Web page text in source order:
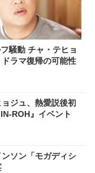
騒動 チャ・テヒョ
ラマ復帰の可能性
ジュ、熱愛説後初
ROH』イベント
ソン「モガディシ